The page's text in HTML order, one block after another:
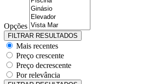
Opções
Mais recentes
Preço crescente
Preço decrescente
Por relevância